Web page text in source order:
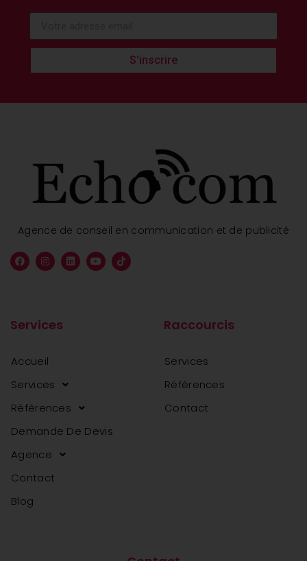
S'inscrire
Agence de conseil en communication et de publicité
Services
Accueil
Services
Références
Demande De Devis
Agence
Contact
Blog
Raccourcis
Services
Références
Contact